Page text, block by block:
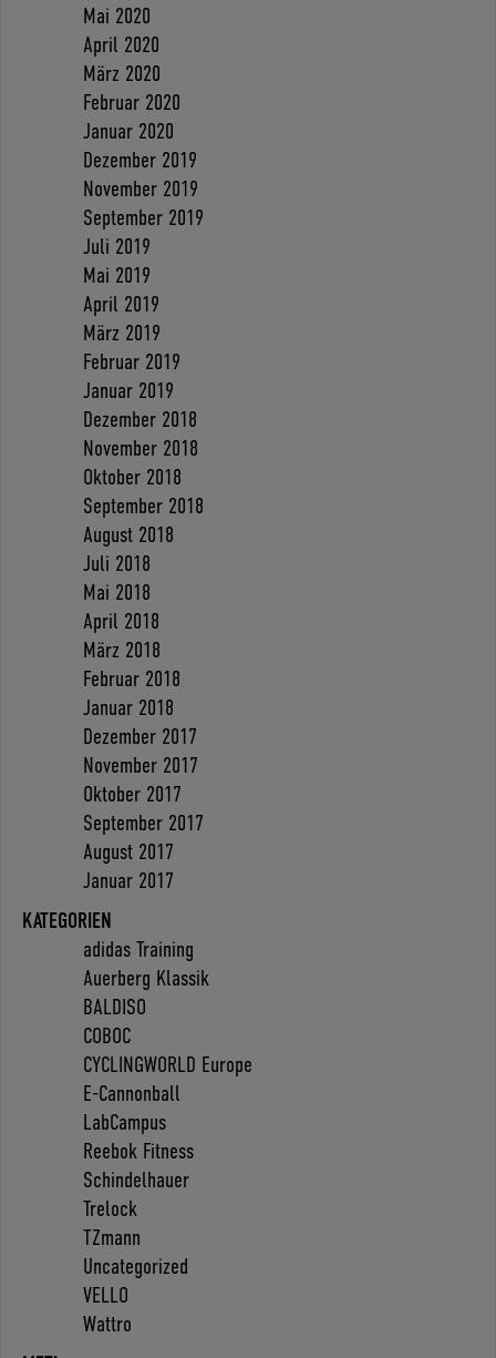
Mai 2020
April 2020
März 2020
Februar 2020
Januar 2020
Dezember 2019
November 2019
September 2019
Juli 2019
Mai 2019
April 2019
März 2019
Februar 2019
Januar 2019
Dezember 2018
November 2018
Oktober 2018
September 2018
August 2018
Juli 2018
Mai 2018
April 2018
März 2018
Februar 2018
Januar 2018
Dezember 2017
November 2017
Oktober 2017
September 2017
August 2017
Januar 2017
KATEGORIEN
adidas Training
Auerberg Klassik
BALDISO
COBOC
CYCLINGWORLD Europe
E-Cannonball
LabCampus
Reebok Fitness
Schindelhauer
Trelock
TZmann
Uncategorized
VELLO
Wattro